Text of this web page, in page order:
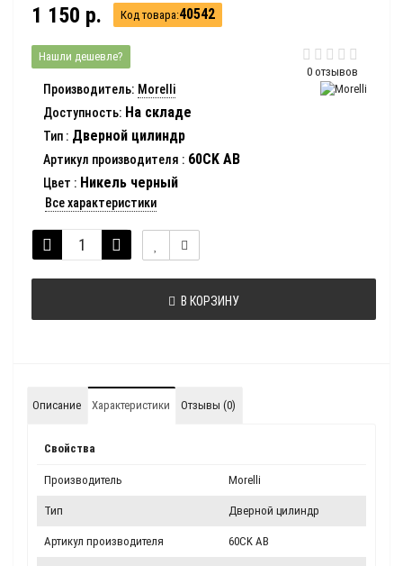
0 отзывов
1 150 р. Код товара:40542
Нашли дешевле?
Производитель: Morelli
Доступность: На складе
Тип : Дверной цилиндр
Артикул производителя : 60CK AB
Цвет : Никель черный
Все характеристики
В КОРЗИНУ
Описание Характеристики Отзывы (0)
Свойства
Производитель Morelli
Тип Дверной цилиндр
Артикул производителя 60CK AB